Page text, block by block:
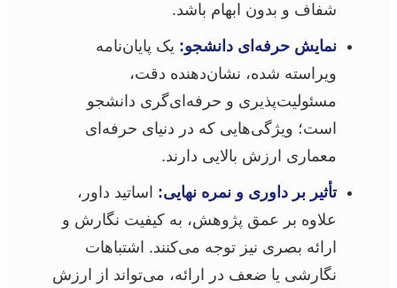
شفاف و بدون ابهام باشد.
نمایش حرفه‌ای دانشجو: یک پایان‌نامه
ویراسته شده، نشان‌دهنده دقت،
مسئولیت‌پذیری و حرفه‌ای‌گری دانشجو
است؛ ویژگی‌هایی که در دنیای حرفه‌ای
معماری ارزش بالایی دارند.
تأثیر بر داوری و نمره نهایی: اساتید داور،
علاوه بر عمق پژوهش، به کیفیت نگارش و
ارائه بصری نیز توجه می‌کنند. اشتباهات
نگارشی یا ضعف در ارائه، می‌تواند از ارزش